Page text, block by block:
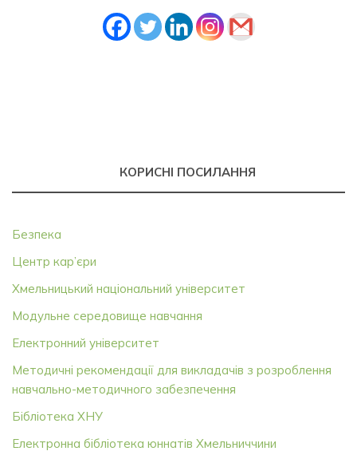
КОРИСНІ ПОСИЛАННЯ
Безпека
Центр кар’єри
Хмельницький національний університет
Модульне середовище навчання
Електронний університет
Методичні рекомендації для викладачів з розроблення
навчально-методичного забезпечення
Бібліотека ХНУ
Електронна бібліотека юннатів Хмельниччини